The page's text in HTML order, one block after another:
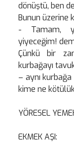
dönüştü, ben
Bunun üzerine
- Tamam,
yiyeceğim!
Çünkü bir
kurbağayı
– aynı
kime ne
YÖRESEL
EKMEK AŞI: